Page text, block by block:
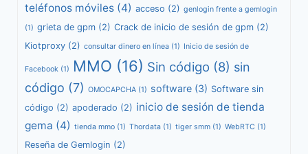
teléfonos móviles (4) acceso (2) genlogin frente a gemlogin
(1) grieta de gpm (2) Crack de inicio de sesión de gpm (2)
Kiotproxy (2) consultar dinero en línea (1) Inicio de sesión de
Facebook (1) MMO (16) Sin código (8) sin
código (7) OMOCAPCHA (1) software (3) Software sin
código (2) apoderado (2) inicio de sesión de tienda
gema (4) tienda mmo (1) Thordata (1) tiger smm (1) WebRTC (1)
Reseña de Gemlogin (2)